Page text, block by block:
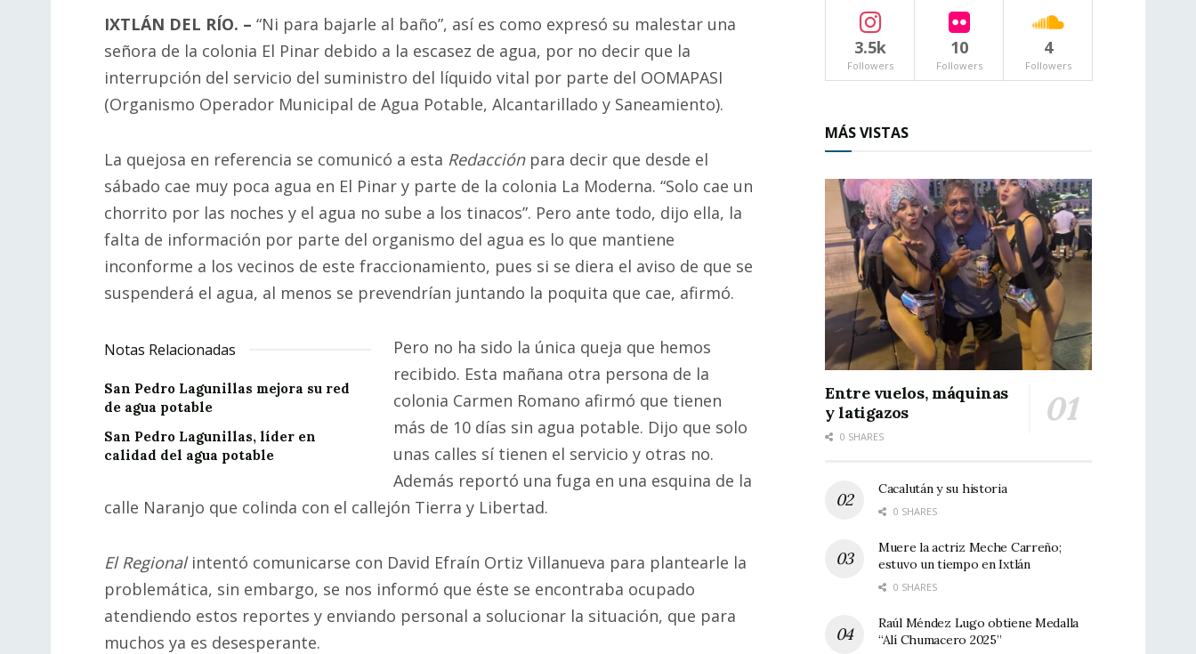
IXTLÁN DEL RÍO. – “Ni para bajarle al baño”, así es como expresó su malestar una
señora de la colonia El Pinar debido a la escasez de agua, por no decir que la
interrupción del servicio del suministro del líquido vital por parte del OOMAPASI
(Organismo Operador Municipal de Agua Potable, Alcantarillado y Saneamiento).
La quejosa en referencia se comunicó a esta Redacciónpara decir que desde el
sábado cae muy poca agua en El Pinar y parte de la colonia La Moderna. “Solo cae un
chorrito por las noches y el agua no sube a los tinacos”. Pero ante todo, dijo ella, la
falta de información por parte del organismo del agua es lo que mantiene
inconforme a los vecinos de este fraccionamiento, pues si se diera el aviso de que se
suspenderá el agua, al menos se prevendrían juntando la poquita que cae, afirmó.
Notas Relacionadas
San Pedro Lagunillas mejora su red
de agua potable
San Pedro Lagunillas, líder en
calidad del agua potable
Pero no ha sido la única queja que hemos
recibido. Esta mañana otra persona de la
colonia Carmen Romano afirmó que tienen
más de 10 días sin agua potable. Dijo que solo
unas calles sí tienen el servicio y otras no.
Además reportó una fuga en una esquina de la
calle Naranjo que colinda con el callejón Tierra y Libertad.
El Regional intentó comunicarse con David Efraín Ortiz Villanueva para plantearle la
problemática, sin embargo, se nos informó que éste se encontraba ocupado
atendiendo estos reportes y enviando personal a solucionar la situación, que para
muchos ya es desesperante.
3.5k
Followers
10
Followers
4
Followers
MÁS VISTAS
Entre vuelos, máquinas
y latigazos
0 SHARES
Cacalután y su historia
0 SHARES
Muere la actriz Meche Carreño;
estuvo un tiempo en Ixtlán
0 SHARES
Raúl Méndez Lugo obtiene Medalla
“Alí Chumacero 2025”